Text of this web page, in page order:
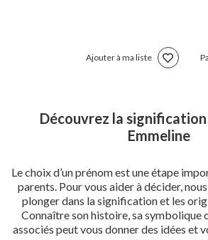
Ajouter à ma liste
Découvrez la
Emmeline
Le choix d’un prénom est une étape
parents. Pour vous aider à décider,
plonger dans la signification et les
Connaître son histoire, sa symbolique
associés peut vous donner des idées et